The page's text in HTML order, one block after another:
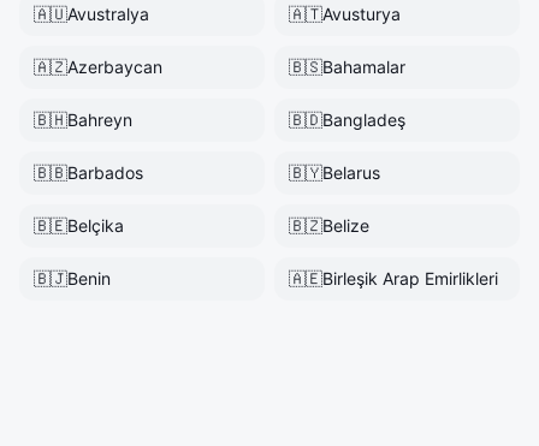
🇦🇺Avustralya 🇦🇹Avusturya
🇦🇿Azerbaycan 🇧🇸Bahamalar
🇧🇭Bahreyn 🇧🇩Bangladeş
🇧🇧Barbados 🇧🇾Belarus
🇧🇪Belçika 🇧🇿Belize
🇧🇯Benin 🇦🇪Birleşik Arap Emirlikleri